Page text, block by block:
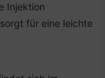
Injektion
für eine leichte